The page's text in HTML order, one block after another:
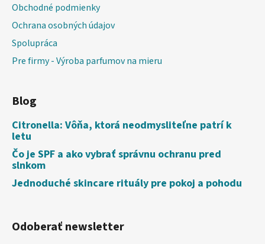
Obchodné podmienky
Ochrana osobných údajov
Spolupráca
Pre firmy - Výroba parfumov na mieru
Blog
Citronella: Vôňa, ktorá neodmysliteľne patrí k
letu
Čo je SPF a ako vybrať správnu ochranu pred
slnkom
Jednoduché skincare rituály pre pokoj a pohodu
Odoberať newsletter